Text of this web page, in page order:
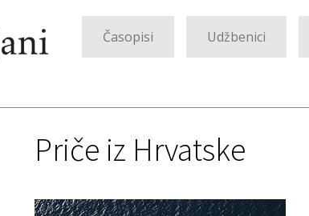
Časopisi Udžbenici
Priče iz Hrvatske